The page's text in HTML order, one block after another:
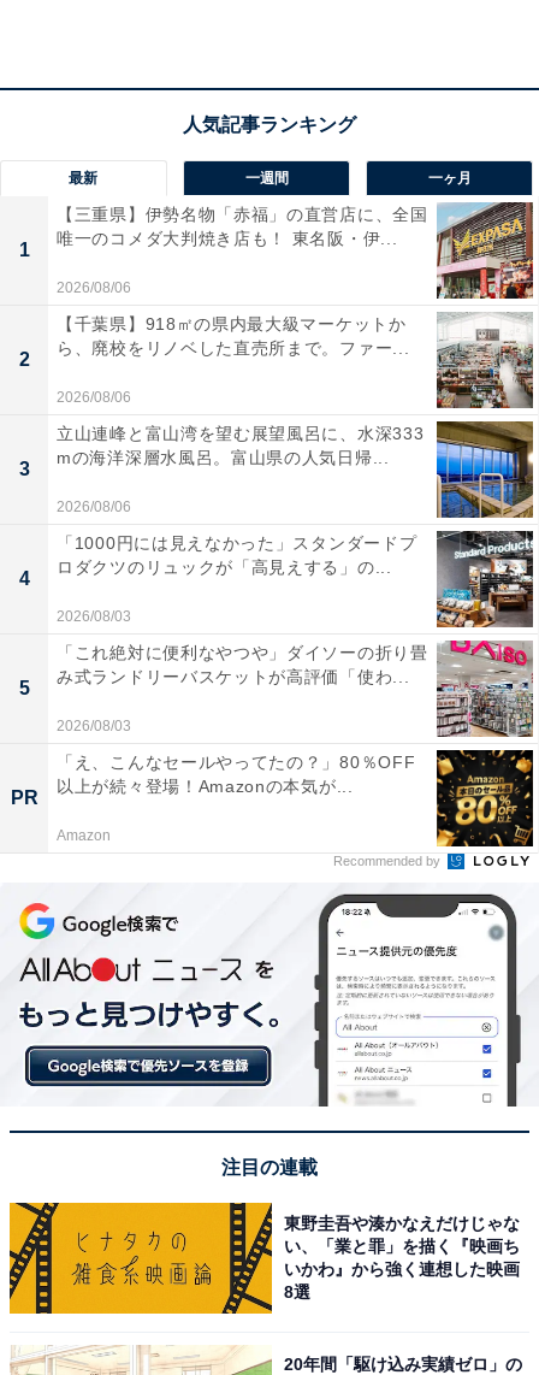
全身用ローラー「ReFa CARAT RAY」
全身用ローラー「ReFa CARAT RAY」（出典：楽天市場）
最新 一週間 一ヶ月
1
【三重県】伊勢名物「赤福」の直営店に、全国
唯一のコメダ大判焼き店も！ 東名阪・伊...
2026/08/06
2
【千葉県】918㎡の県内最大級マーケットか
ら、廃校をリノベした直売所まで。ファー...
2026/08/06
3
立山連峰と富山湾を望む展望風呂に、水深333
mの海洋深層水風呂。富山県の人気日帰...
2026/08/06
4
「1000円には見えなかった」スタンダードプ
ロダクツのリュックが「高見えする」の...
2026/08/03
5
「これ絶対に便利なやつや」ダイソーの折り畳
み式ランドリーバスケットが高評価「使わ...
2026/08/03
PR
「え、こんなセールやってたの？」80％OFF
以上が続々登場！Amazonの本気が...
Amazon
Recommended by
注目の連載
東野圭吾や湊かなえだけじゃな
い、「業と罪」を描く『映画ち
いかわ』から強く連想した映画
8選
20年間「駆け込み実績ゼロ」の